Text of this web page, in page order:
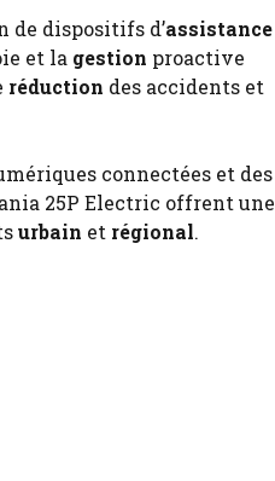
de dispositifs d’assistance
et la gestion proactive
réduction des accidents et
connectées et des
25P Electric offrent une
urbain et régional.